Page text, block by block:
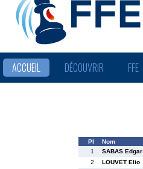
ACCUEIL DÉCOUVRIR FFE
Pl Nom
1
SABAS Edgar
2
LOUVET Elio